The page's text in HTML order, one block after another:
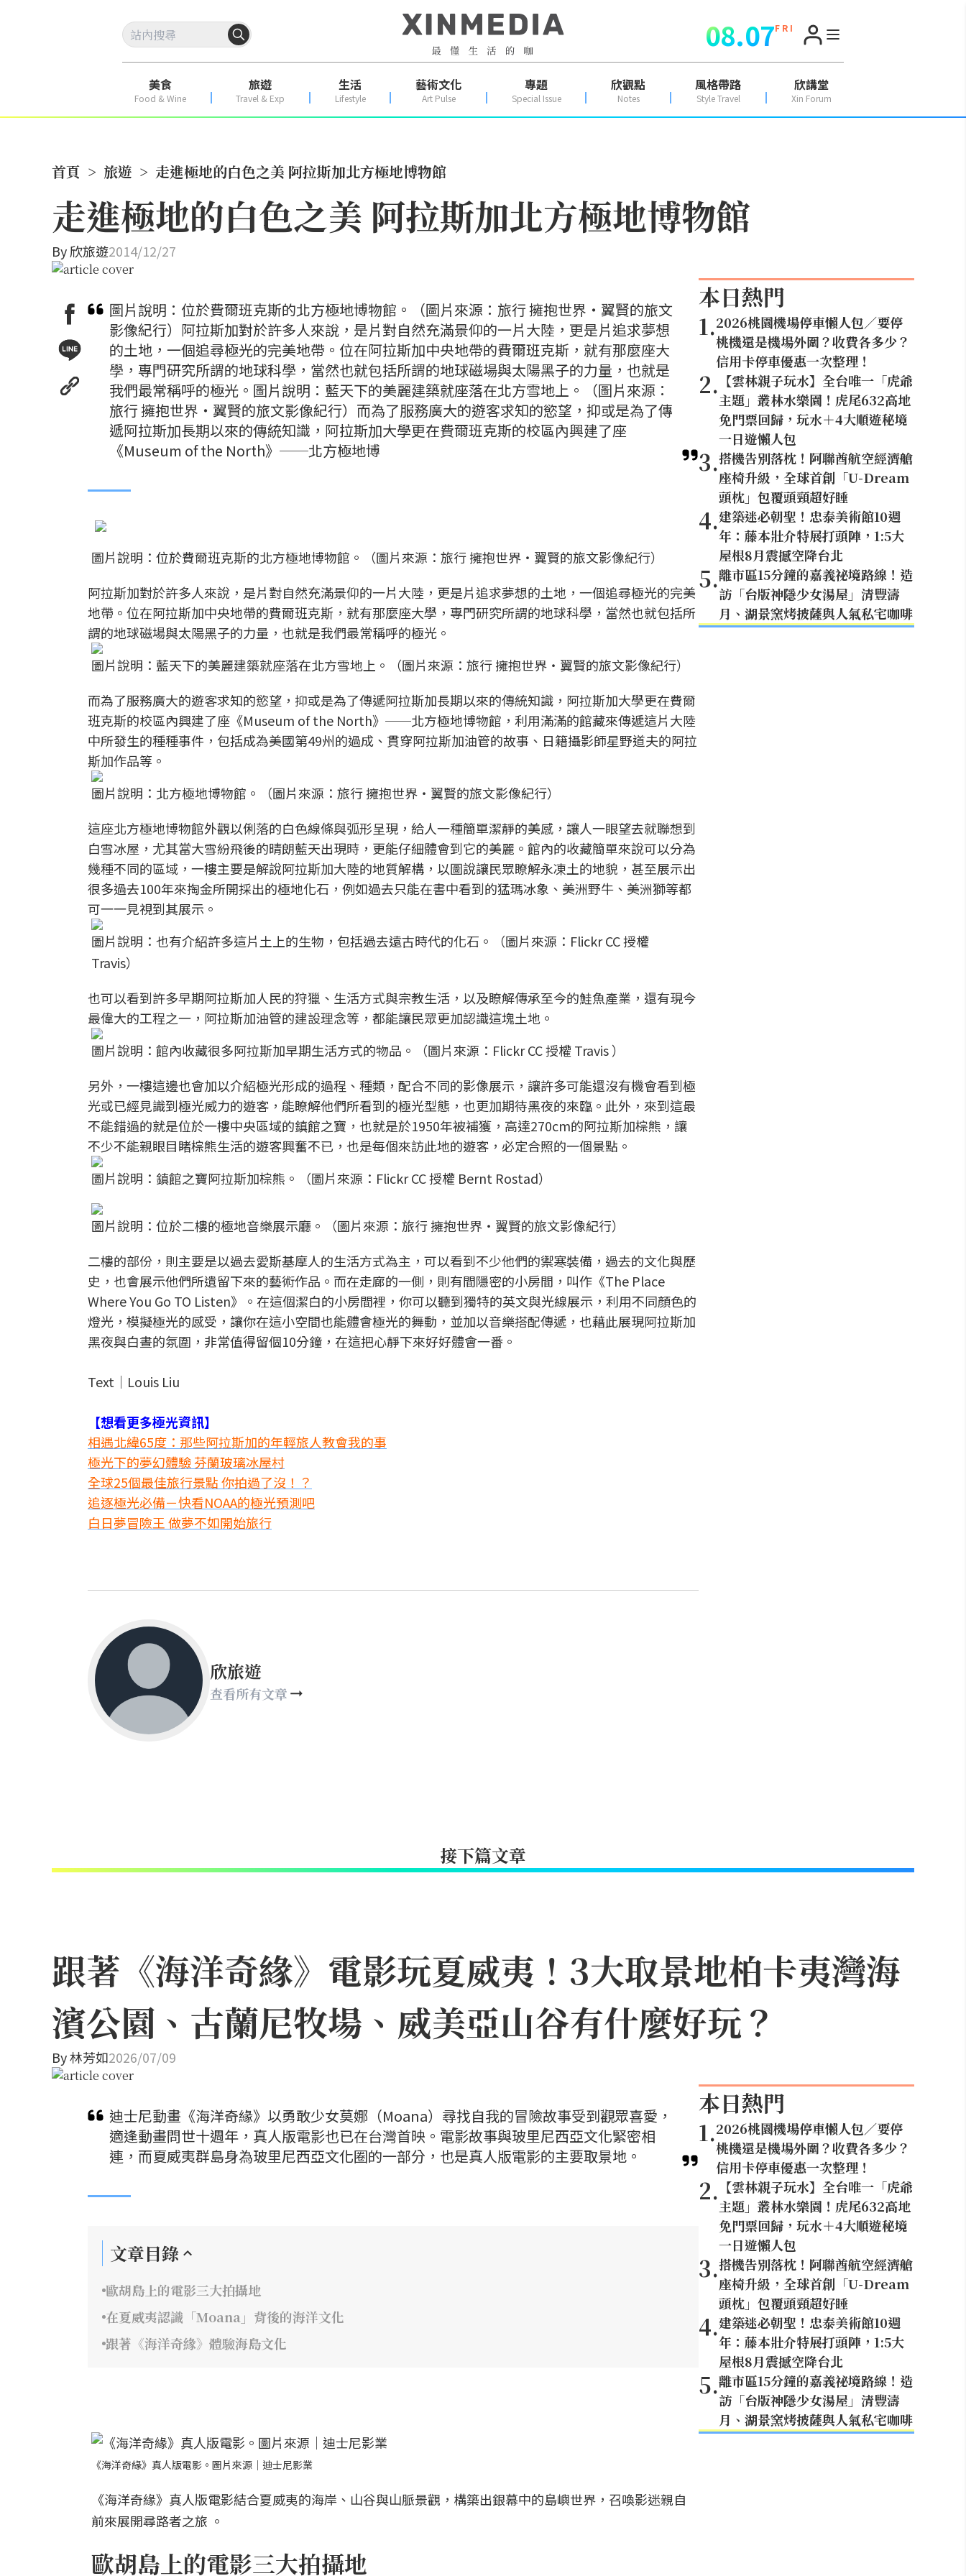
08.07F R I
美食
Food & Wine
旅遊
Travel & Exp
生活
Lifestyle
藝術文化
Art Pulse
專題
Special Issue
欣觀點
Notes
風格帶路
Style Travel
欣講堂
Xin Forum
首頁 > 旅遊 > 走進極地的白色之美 阿拉斯加北方極地博物館
走進極地的白色之美 阿拉斯加北方極地博物館
By欣旅遊2014/12/27
圖片說明：位於費爾班克斯的北方極地博物館。（圖片來源：旅行 擁抱世界‧翼賢的旅文
影像紀行）阿拉斯加對於許多人來說，是片對自然充滿景仰的一片大陸，更是片追求夢想
的土地，一個追尋極光的完美地帶。位在阿拉斯加中央地帶的費爾班克斯，就有那麼座大
學，專門研究所謂的地球科學，當然也就包括所謂的地球磁場與太陽黑子的力量，也就是
我們最常稱呼的極光。圖片說明：藍天下的美麗建築就座落在北方雪地上。（圖片來源：
旅行 擁抱世界‧翼賢的旅文影像紀行）而為了服務廣大的遊客求知的慾望，抑或是為了傳
遞阿拉斯加長期以來的傳統知識，阿拉斯加大學更在費爾班克斯的校區內興建了座
《Museum of the North》──北方極地博
圖片說明：位於費爾班克斯的北方極地博物館。（圖片來源：旅行 擁抱世界‧翼賢的旅文影像紀行）
阿拉斯加對於許多人來說，是片對自然充滿景仰的一片大陸，更是片追求夢想的土地，一個追尋極光的完美
地帶。位在阿拉斯加中央地帶的費爾班克斯，就有那麼座大學，專門研究所謂的地球科學，當然也就包括所
謂的地球磁場與太陽黑子的力量，也就是我們最常稱呼的極光。
圖片說明：藍天下的美麗建築就座落在北方雪地上。（圖片來源：旅行 擁抱世界‧翼賢的旅文影像紀行）
而為了服務廣大的遊客求知的慾望，抑或是為了傳遞阿拉斯加長期以來的傳統知識，阿拉斯加大學更在費爾
班克斯的校區內興建了座《Museum of the North》──北方極地博物館，利用滿滿的館藏來傳遞這片大陸
中所發生的種種事件，包括成為美國第49州的過成、貫穿阿拉斯加油管的故事、日籍攝影師星野道夫的阿拉
斯加作品等。
圖片說明：北方極地博物館。（圖片來源：旅行 擁抱世界‧翼賢的旅文影像紀行）
這座北方極地博物館外觀以俐落的白色線條與弧形呈現，給人一種簡單潔靜的美感，讓人一眼望去就聯想到
白雪冰屋，尤其當大雪紛飛後的晴朗藍天出現時，更能仔細體會到它的美麗。館內的收藏簡單來說可以分為
幾種不同的區域，一樓主要是解說阿拉斯加大陸的地質解構，以圖說讓民眾瞭解永凍土的地貌，甚至展示出
很多過去100年來掏金所開採出的極地化石，例如過去只能在書中看到的猛瑪冰象、美洲野牛、美洲獅等都
可一一見視到其展示。
圖片說明：也有介紹許多這片土上的生物，包括過去遠古時代的化石。（圖片來源：Flickr CC 授權
Travis）
也可以看到許多早期阿拉斯加人民的狩獵、生活方式與宗教生活，以及瞭解傳承至今的鮭魚產業，還有現今
最偉大的工程之一，阿拉斯加油管的建設理念等，都能讓民眾更加認識這塊土地。
圖片說明：館內收藏很多阿拉斯加早期生活方式的物品。（圖片來源：Flickr CC 授權 Travis ）
另外，一樓這邊也會加以介紹極光形成的過程、種類，配合不同的影像展示，讓許多可能還沒有機會看到極
光或已經見識到極光威力的遊客，能瞭解他們所看到的極光型態，也更加期待黑夜的來臨。此外，來到這最
不能錯過的就是位於一樓中央區域的鎮館之寶，也就是於1950年被補獲，高達270cm的阿拉斯加棕熊，讓
不少不能親眼目睹棕熊生活的遊客興奮不已，也是每個來訪此地的遊客，必定合照的一個景點。
圖片說明：鎮館之寶阿拉斯加棕熊。（圖片來源：Flickr CC 授權 Bernt Rostad）
圖片說明：位於二樓的極地音樂展示廳。（圖片來源：旅行 擁抱世界‧翼賢的旅文影像紀行）
二樓的部份，則主要是以過去愛斯基摩人的生活方式為主，可以看到不少他們的禦寒裝備，過去的文化與歷
史，也會展示他們所遺留下來的藝術作品。而在走廊的一側，則有間隱密的小房間，叫作《The Place
Where You Go TO Listen》。在這個潔白的小房間裡，你可以聽到獨特的英文與光線展示，利用不同顏色的
燈光，模擬極光的感受，讓你在這小空間也能體會極光的舞動，並加以音樂搭配傳遞，也藉此展現阿拉斯加
黑夜與白晝的氛圍，非常值得留個10分鐘，在這把心靜下來好好體會一番。
Text│Louis Liu
【想看更多極光資訊】
相遇北緯65度：那些阿拉斯加的年輕旅人教會我的事
極光下的夢幻體驗 芬蘭玻璃冰屋村
全球25個最佳旅行景點 你拍過了沒！？
追逐極光必備－快看NOAA的極光預測吧
白日夢冒險王 做夢不如開始旅行
欣旅遊
查看所有文章
本日熱門
1.2026桃園機場停車懶人包／要停
桃機還是機場外圍？收費各多少？
信用卡停車優惠一次整理！
2. 【雲林親子玩水】全台唯一「虎爺
主題」叢林水樂園！虎尾632高地
免門票回歸，玩水＋4大順遊秘境
一日遊懶人包
3.搭機告別落枕！阿聯酋航空經濟艙
座椅升級，全球首創「U-Dream
頭枕」包覆頭頸超好睡
4.建築迷必朝聖！忠泰美術館10週
年：藤本壯介特展打頭陣，1:5大
屋根8月震撼空降台北
5.離市區15分鐘的嘉義祕境路線！造
訪「台版神隱少女湯屋」清豐濤
月、湖景窯烤披薩與人氣私宅咖啡
接下篇文章
跟著《海洋奇緣》電影玩夏威夷！3大取景地柏卡夷灣海
濱公園、古蘭尼牧場、威美亞山谷有什麼好玩？
By林芳如2026/07/09
迪士尼動畫《海洋奇緣》以勇敢少女莫娜（Moana）尋找自我的冒險故事受到觀眾喜愛，
適逢動畫問世十週年，真人版電影也已在台灣首映。電影故事與玻里尼西亞文化緊密相
連，而夏威夷群島身為玻里尼西亞文化圈的一部分，也是真人版電影的主要取景地。
文章目錄
歐胡島上的電影三大拍攝地
在夏威夷認識「Moana」背後的海洋文化
跟著《海洋奇緣》體驗海島文化
《海洋奇緣》真人版電影。圖片來源｜迪士尼影業
《海洋奇緣》真人版電影結合夏威夷的海岸、山谷與山脈景觀，構築出銀幕中的島嶼世界，召喚影迷親自
前來展開尋路者之旅 。
歐胡島上的電影三大拍攝地
本日熱門
1.2026桃園機場停車懶人包／要停
桃機還是機場外圍？收費各多少？
信用卡停車優惠一次整理！
2. 【雲林親子玩水】全台唯一「虎爺
主題」叢林水樂園！虎尾632高地
免門票回歸，玩水＋4大順遊秘境
一日遊懶人包
3.搭機告別落枕！阿聯酋航空經濟艙
座椅升級，全球首創「U-Dream
頭枕」包覆頭頸超好睡
4.建築迷必朝聖！忠泰美術館10週
年：藤本壯介特展打頭陣，1:5大
屋根8月震撼空降台北
5.離市區15分鐘的嘉義祕境路線！造
訪「台版神隱少女湯屋」清豐濤
月、湖景窯烤披薩與人氣私宅咖啡